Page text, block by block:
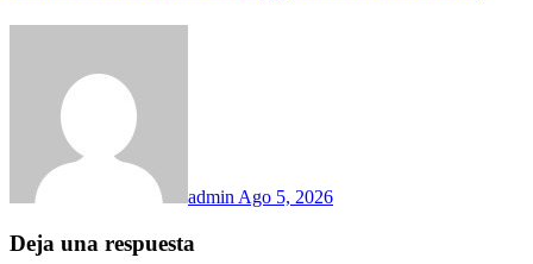
admin Ago 5, 2026
Deja una respuesta